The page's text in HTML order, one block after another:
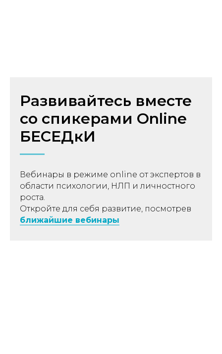
Развивайтесь вместе
со спикерами Online
БЕСЕДкИ
Вебинары в режиме online от экспертов в
области психологии, НЛП и личностного
роста.
Откройте для себя развитие, посмотрев
ближайшие вебинары